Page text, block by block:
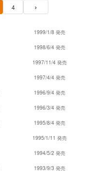
4 ›
1999/1/8 発売
1998/6/4 発売
1997/11/4 発売
1997/4/4 発売
1996/9/4 発売
1996/3/4 発売
1995/8/4 発売
1995/1/11 発売
1994/5/2 発売
1993/9/3 発売